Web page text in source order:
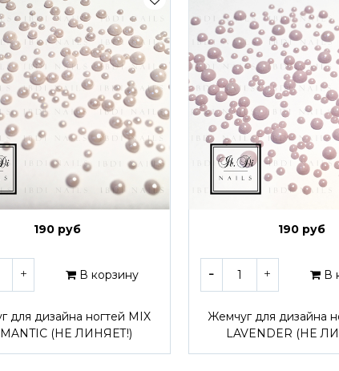
190 руб
В корзину
для дизайна ногтей MIX
(НЕ ЛИНЯЕТ!)
190 руб
В
Жемчуг для дизайна
LAVENDER (НЕ